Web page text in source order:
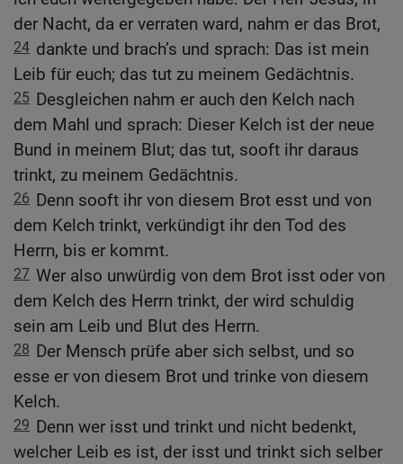
der Nacht, da er verraten ward, nahm er das Brot,
24 dankte und brach’s und sprach: Das ist mein
Leib für euch; das tut zu meinem Gedächtnis.
25 Desgleichen nahm er auch den Kelch nach
dem Mahl und sprach: Dieser Kelch ist der neue
Bund in meinem Blut; das tut, sooft ihr daraus
trinkt, zu meinem Gedächtnis.
26 Denn sooft ihr von diesem Brot esst und von
dem Kelch trinkt, verkündigt ihr den Tod des
Herrn, bis er kommt.
27 Wer also unwürdig von dem Brot isst oder von
dem Kelch des Herrn trinkt, der wird schuldig
sein am Leib und Blut des Herrn.
28 Der Mensch prüfe aber sich selbst, und so
esse er von diesem Brot und trinke von diesem
Kelch.
29 Denn wer isst und trinkt und nicht bedenkt,
welcher Leib es ist, der isst und trinkt sich selber